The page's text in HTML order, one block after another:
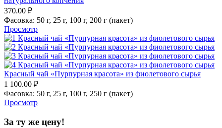
370.00 ₽
Фасовка: 50 г, 25 г, 100 г, 200 г (пакет)
Просмотр
Красный чай «Пурпурная красота» из фиолетового сырья
1 100.00 ₽
Фасовка: 50 г, 25 г, 100 г, 250 г (пакет)
Просмотр
За ту же цену!